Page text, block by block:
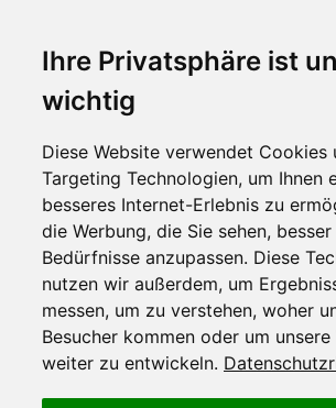
Ihre Privatsphäre ist
wichtig
Diese Website verwendet Cookies
Targeting Technologien, um Ihnen
besseres Internet-Erlebnis zu
die Werbung, die Sie sehen,
Bedürfnisse anzupassen. Diese
nutzen wir außerdem, um
messen, um zu verstehen, woher
Besucher kommen oder um unsere
weiter zu entwickeln.